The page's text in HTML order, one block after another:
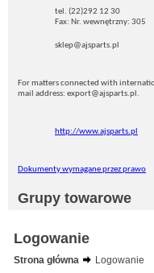
tel. (22)292 12 30
Fax: Nr. wewnętrzny: 305
sklep@ajsparts.pl
For matters connected with
mail address: export@ajsparts.pl.
http://www.ajsparts.pl
Dokumenty wymagane przez prawo
Grupy towarowe
Logowanie
Strona główna
Logowanie